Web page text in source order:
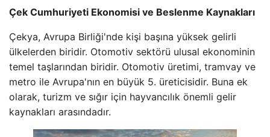
Çek Cumhuriyeti Ekonomisi ve Beslenme Kaynakları
Çekya, Avrupa Birliği'nde kişi başına yüksek gelirli
ülkelerden biridir. Otomotiv sektörü ulusal ekonominin
temel taşlarından biridir. Otomotiv üretimi, tramvay ve
metro ile Avrupa'nın en büyük 5. üreticisidir. Buna ek
olarak, turizm ve sığır için hayvancılık önemli gelir
kaynakları arasındadır.